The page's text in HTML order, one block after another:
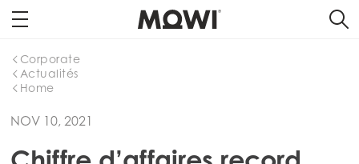
Home
Actualités
Corporate
NOV 10, 2021